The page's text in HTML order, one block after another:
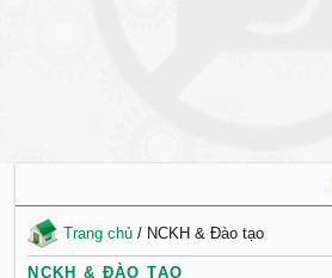
Trang chủ / NCKH & Đào tạo
NCKH & ĐÀO TẠO